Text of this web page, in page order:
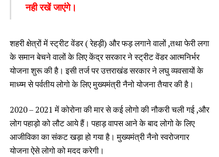
नही रखें जाएंगे।
शहरी क्षेत्रों में स्ट्रीट वेंडर ( रेहड़ी) और फड़ लगाने वालों ,तथा फेरी लगा
के समान बेचने वालों के लिए केंद्र सरकार ने स्ट्रीट वेंडर आत्मनिर्भर
योजना शुरू की है। इसी तर्ज पर उत्तराखंड सरकार ने लघु व्यवसायों के
माध्य्म से पर्वतीय लोगो के लिए मुख्यमंत्री नैनो योजना तैयार की है।
2020 – 2021 में कोरोना की मार से कई लोगो की नौकरी चली गई ,और
लोग पहाड़ो को लौट आये हैं। पहाड़ वापस आने के बाद लोगो के लिए
आजीविका का संकट खड़ा हो गया है। मुख्यमंत्री नैनो स्वरोजगार
योजना ऐसे लोगो को मदद करेगी।